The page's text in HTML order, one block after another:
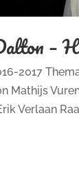
–
2017
Mathijs
Verlaan